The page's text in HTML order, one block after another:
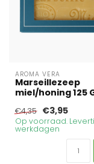
AROMA VERA
Marseillezeep
miel/honing 125
€4,35 €3,95
Op voorraad.
werkdagen